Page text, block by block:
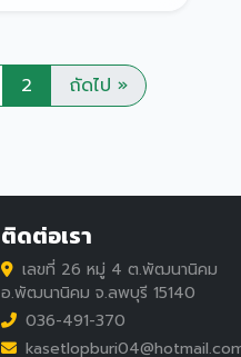
2 ถัดไป »
ติดต่อเรา
เลขที่ 26 หมู่ 4 ต.พัฒนานิคม
อ.พัฒนานิคม จ.ลพบุรี 15140
036-491-370